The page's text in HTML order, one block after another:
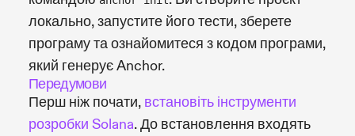
локально, запустите його тести, зберете
програму та ознайомитеся з кодом програми,
який генерує Anchor.
Передумови
Перш ніж почати, встановіть інструменти
розробки Solana. До встановлення входять